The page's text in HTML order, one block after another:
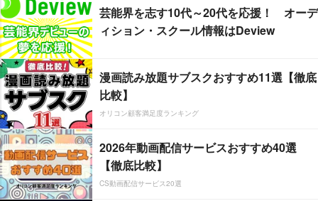
芸能界を志す10代～20代を応援！ オーデ
ィション・スクール情報はDeview
漫画読み放題サブスクおすすめ11選【徹底
比較】
オリコン顧客満足度ランキング
2026年動画配信サービスおすすめ40選
【徹底比較】
CS動画配信サービス20選